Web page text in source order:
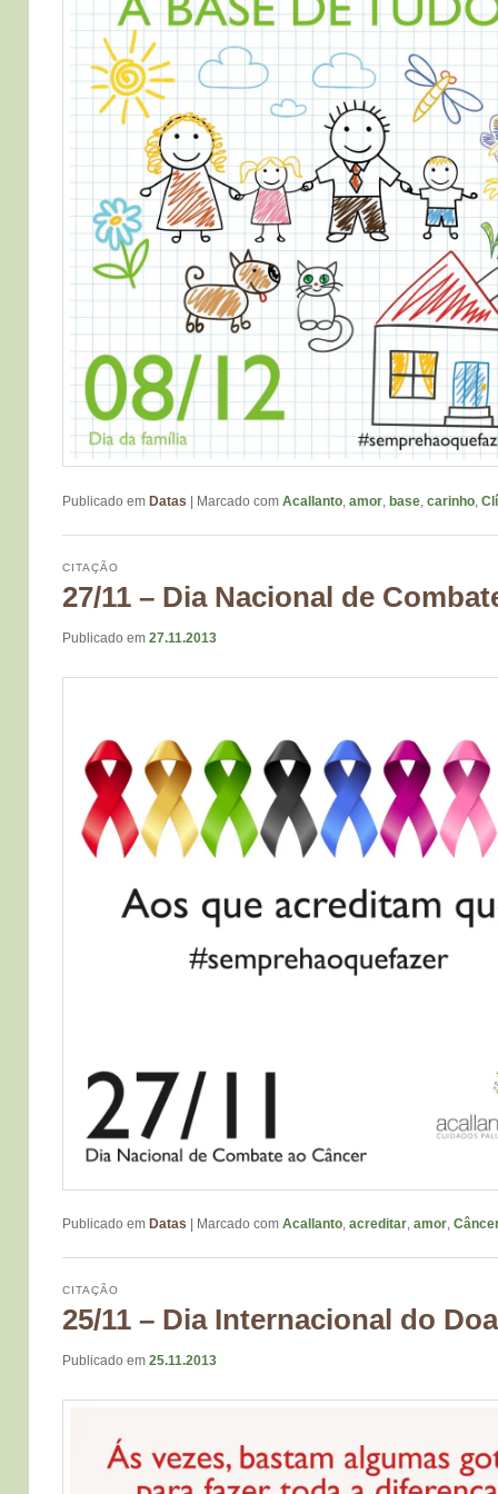
Publicado em Datas | Marcado com Acallanto amor base carinho
27/11 – Dia Nacional de
CITAÇÃO
Publicado em 27.11.2013
Publicado em Datas Marcado com Acallanto, acreditar, amor,
25/11 – Dia Internacional do
CITAÇÃO
Publicado em 25.11.2013